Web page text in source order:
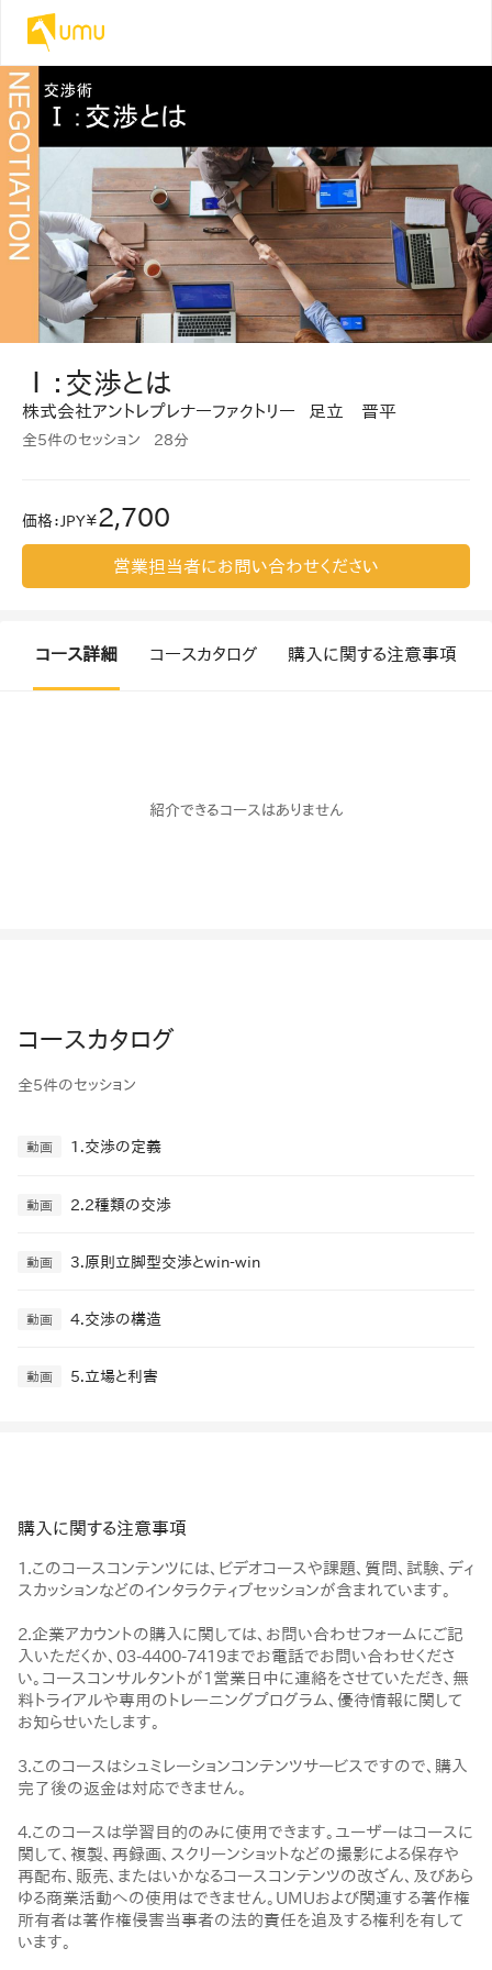
Ⅰ：交渉とは
株式会社アントレプレナーファクトリー 足立 晋平
全5件のセッション 28分
価格：JPY￥2,700
営業担当者にお問い合わせください
コース詳細 コースカタログ 購入に関する注意事項
紹介できるコースはありません
コースカタログ
全5件のセッション
動画 1.交渉の定義
動画 2.2種類の交渉
動画 3.原則立脚型交渉とwin-win
動画 4.交渉の構造
動画 5.立場と利害
購入に関する注意事項
1.このコースコンテンツには、ビデオコースや課題、質問、試験、ディ
スカッションなどのインタラクティブセッションが含まれています。
2.企業アカウントの購入に関しては、お問い合わせフォームにご記
入いただくか、03-4400-7419までお電話でお問い合わせくださ
い。コースコンサルタントが1営業日中に連絡をさせていただき、無
料トライアルや専用のトレーニングプログラム、優待情報に関して
お知らせいたします。
3.このコースはシュミレーションコンテンツサービスですので、購入
完了後の返金は対応できません。
4.このコースは学習目的のみに使用できます。ユーザーはコースに
関して、複製、再録画、スクリーンショットなどの撮影による保存や
再配布、販売、またはいかなるコースコンテンツの改ざん、及びあら
ゆる商業活動への使用はできません。UMUおよび関連する著作権
所有者は著作権侵害当事者の法的責任を追及する権利を有して
います。